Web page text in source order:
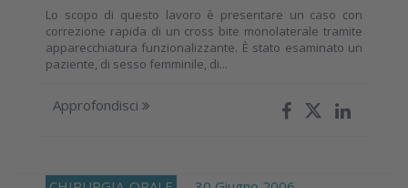
Lo scopo di questo lavoro è presentare un caso con
correzione rapida di un cross bite monolaterale tramite
apparecchiatura funzionalizzante. È stato esaminato un
paziente, di sesso femminile, di...
Approfondisci